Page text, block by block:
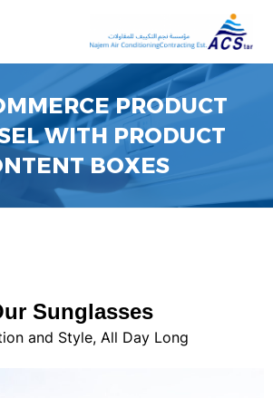
PRODUCT
WITH PRODUCT
BOXES
Sunglasses
and Style, All Day Long